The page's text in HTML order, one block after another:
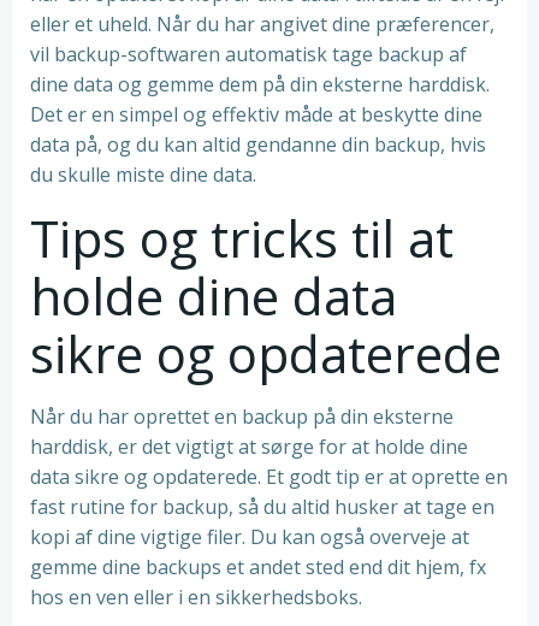
eller et uheld. Når du har angivet dine præferencer,
vil backup-softwaren automatisk tage backup af
dine data og gemme dem på din eksterne harddisk.
Det er en simpel og effektiv måde at beskytte dine
data på, og du kan altid gendanne din backup, hvis
du skulle miste dine data.
Tips og tricks til at
holde dine data
sikre og opdaterede
Når du har oprettet en backup på din eksterne
harddisk, er det vigtigt at sørge for at holde dine
data sikre og opdaterede. Et godt tip er at oprette en
fast rutine for backup, så du altid husker at tage en
kopi af dine vigtige filer. Du kan også overveje at
gemme dine backups et andet sted end dit hjem, fx
hos en ven eller i en sikkerhedsboks.